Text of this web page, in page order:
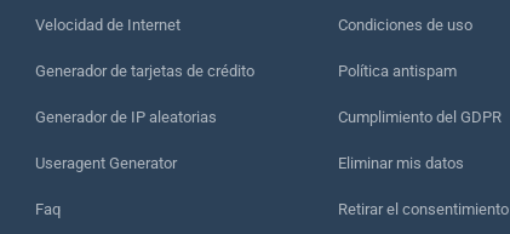
Velocidad de Internet
Generador de tarjetas de crédito
Generador de IP aleatorias
Useragent Generator
Faq
Condiciones de uso
Política antispam
Cumplimiento del GDPR
Eliminar mis datos
Retirar el consentimiento